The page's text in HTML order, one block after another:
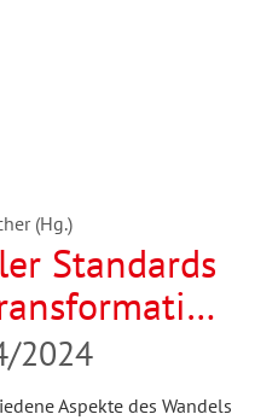
(Hg.)
Standards
Bildung
2024
Aspekte des Wandels